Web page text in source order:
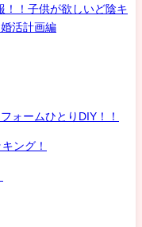
！！子供が欲しいど陰キ
活計画編
ォームひとりDIY！！
ング！